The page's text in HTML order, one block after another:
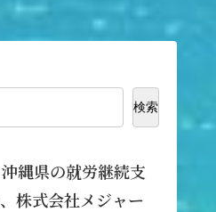
検索
縄県の就労継続支
株式会社メジャー